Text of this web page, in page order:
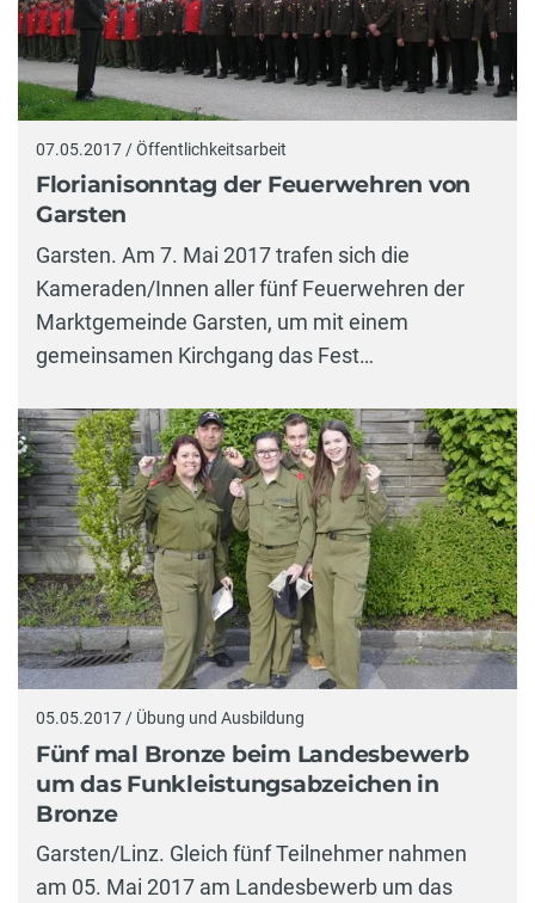
07.05.2017 / Öffentlichkeitsarbeit
Florianisonntag der Feuerwehren von
Garsten
Garsten. Am 7. Mai 2017 trafen sich die
Kameraden/Innen aller fünf Feuerwehren der
Marktgemeinde Garsten, um mit einem
gemeinsamen Kirchgang das Fest…
05.05.2017 / Übung und Ausbildung
Fünf mal Bronze beim Landesbewerb
um das Funkleistungsabzeichen in
Bronze
Garsten/Linz. Gleich fünf Teilnehmer nahmen
am 05. Mai 2017 am Landesbewerb um das